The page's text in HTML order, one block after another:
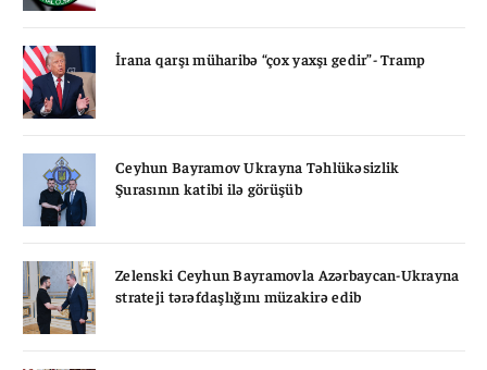
İrana qarşı müharibə “çox yaxşı gedir”- Tramp
Ceyhun Bayramov Ukrayna Təhlükəsizlik
Şurasının katibi ilə görüşüb
Zelenski Ceyhun Bayramovla Azərbaycan-Ukrayna
strateji tərəfdaşlığını müzakirə edib